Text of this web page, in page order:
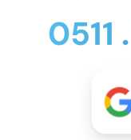
0511